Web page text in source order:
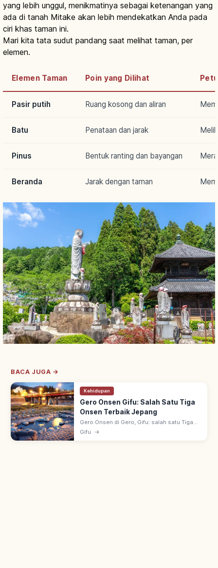
yang lebih unggul, menikmatinya sebagai ketenangan yang
ada di tanah Mitake akan lebih mendekatkan Anda pada
ciri khas taman ini.
Mari kita tata sudut pandang saat melihat taman, per
elemen.
Elemen Taman Poin yang Dilihat
Pasir putih Ruang kosong dan aliran
Batu Penataan dan jarak
Pinus Bentuk ranting dan bayangan
Beranda Jarak dengan taman
BACA JUGA →
Kehidupan
Gero Onsen Gifu: Salah Satu Tiga
Onsen Terbaik Jepang
Gero Onsen di Gero, Gifu: salah satu Tiga
Onsen Terbaik Jepang bersama Arima &
Gifu →